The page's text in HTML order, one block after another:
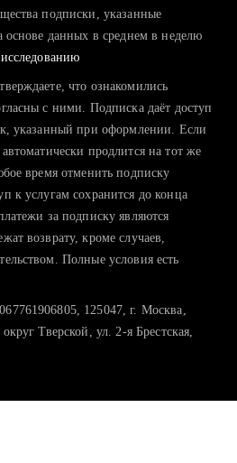
на поиск и вручную поднимаете
с конкурентами и оценить шансы
подписки, указанные
основе данных в среднем в неделю
исследованию
что ознакомились
с ними. Подписка даёт доступ
указанный при оформлении. Если
продлится на тот же
время отменить подписку
к услугам сохранится до конца
за подписку являются
возврату, кроме случаев,
Полные условия есть
125047, г. Москва,
Тверской, ул. 2-я Брестская,